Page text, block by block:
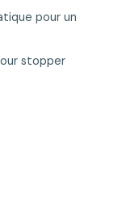
pour un
stopper